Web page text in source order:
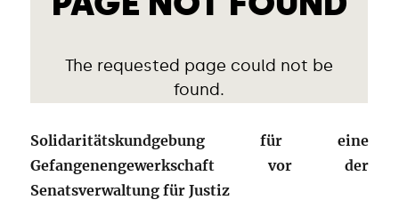
Solidaritätskundgebung für eine
Gefangenengewerkschaft vor der
Senatsverwaltung für Justiz